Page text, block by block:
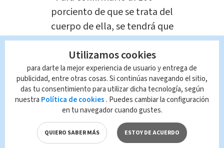
porciento de que se trata del
cuerpo de ella, se tendrá que
hacer pruebas de ADN, pero
repito, presuntivamente, y
por las vestimentas que se
tienen en el lugar,
estaríamos ante el cuerpo
de Nelly Romero, de 33
años", detalló Soto.
Utilizamos cookies
para darte la mejor experiencia de usuario y entrega de
publicidad, entre otras cosas. Si continúas navegando el sitio,
das tu consentimiento para utilizar dicha tecnología, según
nuestra Política de cookies . Puedes cambiar la configuración
en tu navegador cuando gustes.
QUIERO SABER MÁS ESTOY DE ACUERDO